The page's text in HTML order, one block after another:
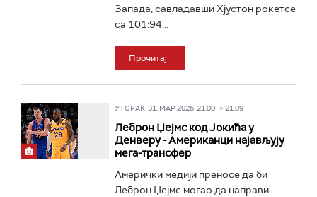
Запада, савладавши Хјустон рокетсе
са 101:94...
Прочитај
УТОРАК, 31. МАР 2026, 21:00 -> 21:09
Леброн Џејмс код Јокића у
Денверу - Американци најављују
мега-трансфер
Амерички медији преносе да би
Леброн Џејмс могао да направи